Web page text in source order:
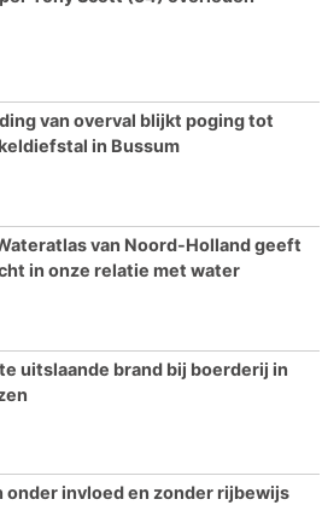
van overval blijkt poging tot
in Bussum
van Noord-Holland geeft
in onze relatie met water
uitslaande brand bij boerderij in
onder invloed en zonder rijbewijs